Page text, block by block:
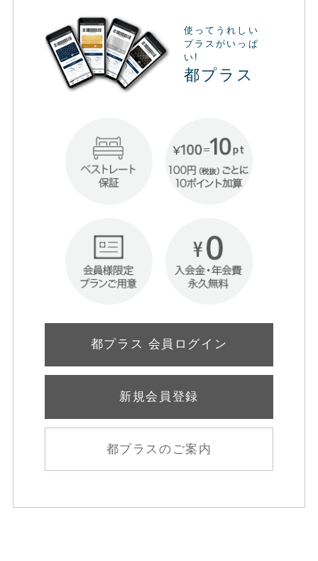
使ってうれしい
プラスがいっぱ
い!
都プラス
都プラス 会員ログイン
新規会員登録
都プラスのご案内